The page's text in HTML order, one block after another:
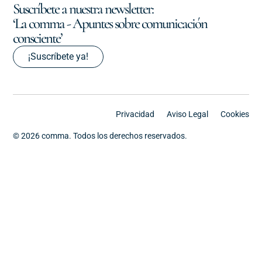
Suscríbete a nuestra newsletter:
‘La comma - Apuntes sobre comunicación
consciente’
¡Suscríbete ya!
© 2026 comma. Todos los derechos reservados.
Privacidad Aviso Legal Cookies